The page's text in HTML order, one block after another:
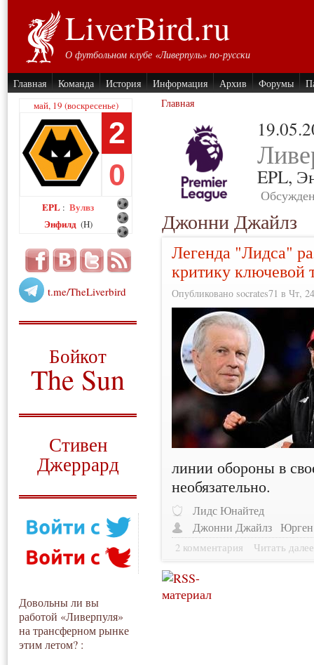
LiverBird.ru
О футбольном клубе «Ливерпуль» по-русски
Главная Команда История Информация Архив Форумы
май, 19 (воскресенье)
2
0
EPL : Вулвз
Энфилд (H)
t.me/TheLiverbird
Бойкот
The Sun
Стивен
Джеррард
Довольны ли вы
работой «Ливерпуля»
на трансферном рынке
этим летом? :
Главная
EPL,
Джонни Джайлз
Легенда "Лидса"
критику ключевой
Опубликовано socrates71 в Чт,
линии обороны в
необязательно.
Лидс Юнайтед
Джонни Джайлз
2 комментария Читать далее